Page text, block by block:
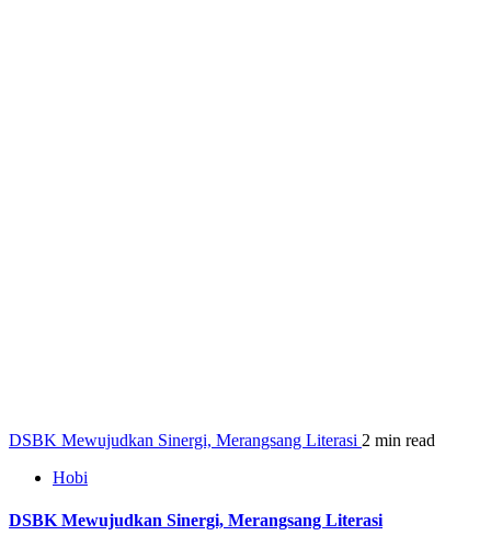
DSBK Mewujudkan Sinergi, Merangsang Literasi 2 min read
Hobi
DSBK Mewujudkan Sinergi, Merangsang Literasi